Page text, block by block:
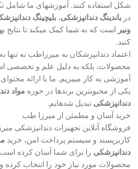
شکل استفاده کنند. آموزشهای ما شامل
در باندینگ دندانپزشکی، بلیچینگ
ونیر
است که به شما کمک میکند تا
کنید.
اعتماد دندانپزشکان به میرزاطب نه تنها
محصولات، بلکه به دلیل علم و تخصصی
آموزشی به کار میبریم. ما با ارائه
یکی از محبوبترین برندها در حوزه مواد
دندانپزشکی تبدیل شدهایم.
خرید آسان و مطمئن از میرزا طب
فروشگاه آنلاین تجهیزات دندانپزشکی
کاربرپسند و سیستم پرداخت امن، خرید
دندانپزشکی را برای شما آسان کرده است.
محصولات مورد نیاز خود را انتخاب